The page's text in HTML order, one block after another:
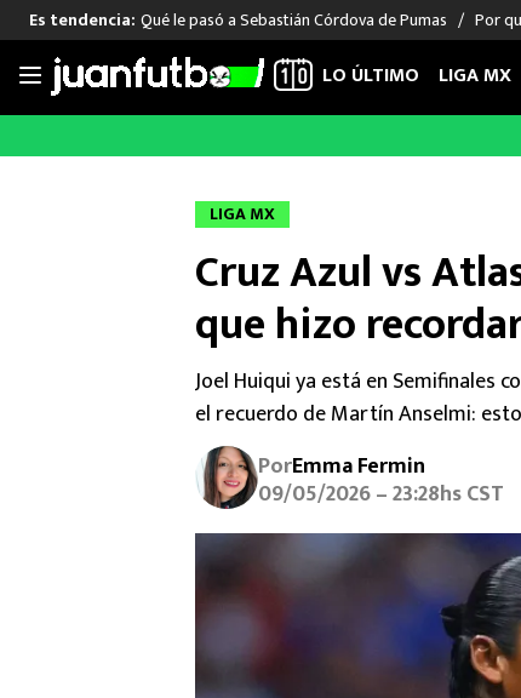
Saltar
Es tendencia: Qué le pasó a Sebastián Córdova de Pumas Por
LIGA MX
Chivas de Guadalajara
FUT INTERNACIONAL
Las Noticias
Selección Mexicana
Champions League
Europa League
Real Madrid
Barcelona
Memo
LO ÚLTIMO LIGA MX
LIGA MX
Cruz Azul vs
que hizo
Joel Huiqui ya está en Semifinales
el recuerdo de Martín Anselmi:
PorEmma Fermin
09/05/2026 – 23:28hs CST